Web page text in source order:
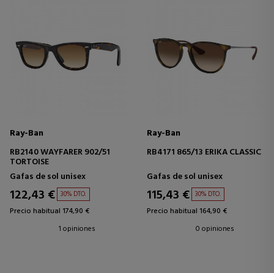
Ray-Ban
RB2140 WAYFARER 902/51
TORTOISE
Gafas de sol unisex
122,43 € 30% DTO.
Precio habitual 174,90 €
1 opiniones
Ray-Ban
RB4171 865/13 ERIKA CLASSIC
Gafas de sol unisex
115,43 € 30% DTO.
Precio habitual 164,90 €
0 opiniones